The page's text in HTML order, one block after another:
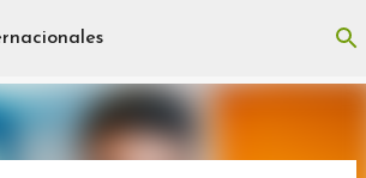
contenido principal